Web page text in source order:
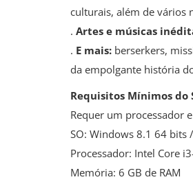
culturais, além de vários
. Artes e músicas
. E mais: berserkers,
da empolgante história
Requisitos Mínimos do
Requer um processador
SO: Windows 8.1 64
Processador: Intel Core
Memória: 6 GB de RAM